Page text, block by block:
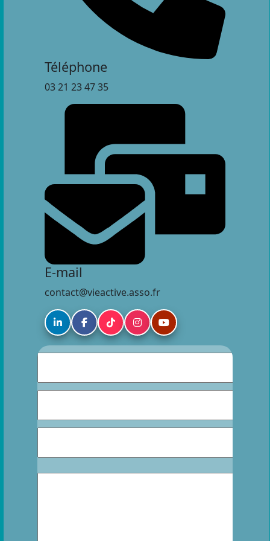
Téléphone
03 21 23 47 35
E-mail
contact@vieactive.asso.fr